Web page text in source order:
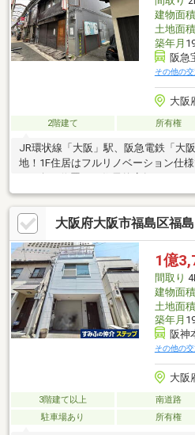
建物面積
土地面積
築年月
阪急
その他の交
大阪
2階建て 所有権
JR環状線「大阪」駅、阪急電鉄「大
地！1F住居はフルリノベーション仕
の一角に位置する住居兼店舗です。
のご相談、住宅ローン、低金利ロー
トータルサポート。豊富な経験と実
取引をしっかりサポートいたします
みは、どんなことでもワールドスタ
い。
大阪府大阪市福島区福
1億
間取り
建物面積
土地面積
築年月
阪神
その他の交
大阪
3階建て以上 南道路
駐車場あり
所有権